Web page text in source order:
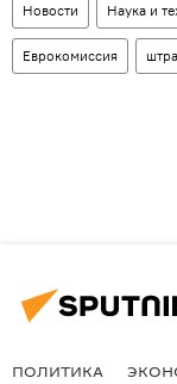
Новости Наука и
Еврокомиссия
ПОЛИТИКА